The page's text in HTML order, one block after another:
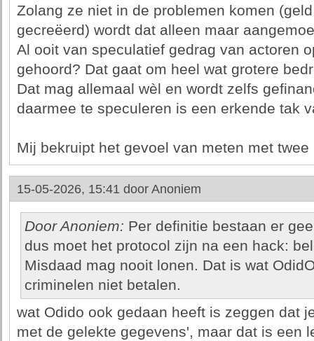
Zolang ze niet in de problemen komen
gecreëerd) wordt dat alleen maar
Al ooit van speculatief gedrag van actoren
gehoord? Dat gaat om heel wat grotere
Dat mag allemaal wèl en wordt zelfs
daarmee te speculeren is een erkende tak
Mij bekruipt het gevoel van meten met twee
15-05-2026, 15:41 door Anoniem
Door Anoniem: Per definitie bestaan er
dus moet het protocol zijn na een hack:
Misdaad mag nooit lonen. Dat is wat
criminelen niet betalen.
wat Odido ook gedaan heeft is zeggen dat
met de gelekte gegevens', maar dat is een